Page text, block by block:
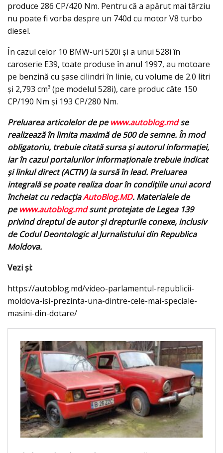
produce 286 CP/420 Nm. Pentru că a apărut mai târziu
nu poate fi vorba despre un 740d cu motor V8 turbo
diesel.
În cazul celor 10 BMW-uri 520i şi a unui 528i în
caroserie E39, toate produse în anul 1997, au motoare
pe benzină cu şase cilindri în linie, cu volume de 2.0 litri
şi 2,793 cm³ (pe modelul 528i), care produc câte 150
CP/190 Nm şi 193 CP/280 Nm.
Preluarea articolelor de pewww.autoblog.mdse
realizează în limita maximă de 500 de semne. În mod
obligatoriu, trebuie citată sursa și autorul informației,
iar în cazul portalurilor informaționale trebuie indicat
și linkul direct (ACTIV) la sursă în lead. Preluarea
integrală se poate realiza doar în condițiile unui acord
încheiat cu redacţiaAutoBlog.MD. Materialele de
pewww.autoblog.mdsunt protejate de Legea 139
privind dreptul de autor și drepturile conexe, inclusiv
de Codul Deontologic al Jurnalistului din Republica
Moldova.
Vezi şi:
https://autoblog.md/video-parlamentul-republicii-
moldova-isi-prezinta-una-dintre-cele-mai-speciale-
masini-din-dotare/